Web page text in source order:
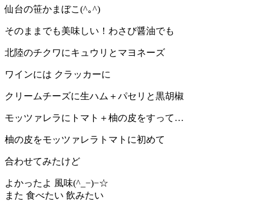
仙台の笹かまぼこ(^｡^)
そのままでも美味しい！わさび醤油でも
北陸のチクワにキュウリとマヨネーズ
ワインには クラッカーに
クリームチーズに生ハム＋パセリと黒胡椒
モッツァレラにトマト＋柚の皮をすって…
柚の皮をモッツァレラトマトに初めて
合わせてみたけど
よかったよ 風味(^_−)−☆
また 食べたい 飲みたい